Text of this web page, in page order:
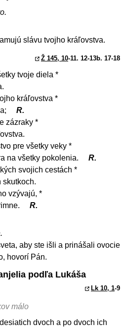
slávu tvojho kráľovstva.
Ž 145, 10-11. 12-13b. 17-18
tvoje diela *
kráľovstva *
R.
zázraky *
pre všetky veky *
na všetky pokolenia.
R.
svojich cestách *
skutkoch.
vzývajú, *
R.
aby ste išli a prinášali ovocie
hovorí Pán.
podľa Lukáša
Lk 10, 1-9
málo
dvoch a po dvoch ich